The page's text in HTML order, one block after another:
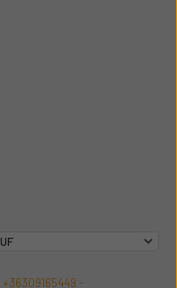
+36309165449 -